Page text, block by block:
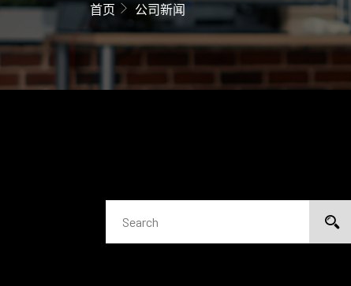
首页 公司新闻